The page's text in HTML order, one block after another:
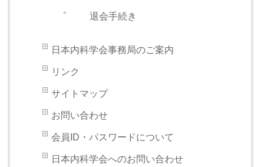
退会手続き
日本内科学会事務局のご案内
リンク
サイトマップ
お問い合わせ
会員ID・パスワードについて
日本内科学会へのお問い合わせ